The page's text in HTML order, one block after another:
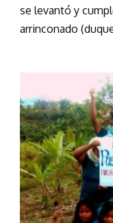
se levantó y
arrinconado